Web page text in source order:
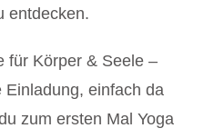
entdecken.
für Körper & Seele –
einfach da
zum ersten Mal Yoga